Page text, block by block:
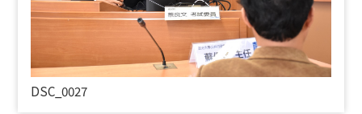
DSC_0027